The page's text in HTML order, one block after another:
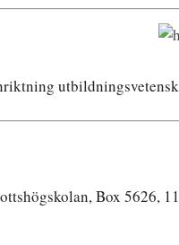
Box 5626,